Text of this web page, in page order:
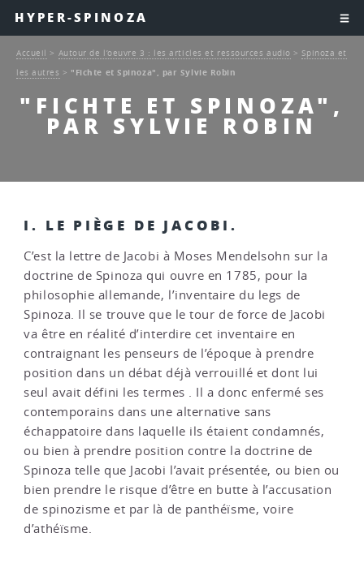
HYPER-SPINOZA
"FICHTE ET SPINOZA",
PAR SYLVIE ROBIN
Accueil > Autour de l’oeuvre 3 : les articles et ressources audio > Spinoza et
les autres > "Fichte et Spinoza", par Sylvie Robin
I. LE PIÈGE DE JACOBI.
C’est la lettre de Jacobi à Moses Mendelsohn sur la
doctrine de Spinoza qui ouvre en 1785, pour la
philosophie allemande, l’inventaire du legs de
Spinoza. Il se trouve que le tour de force de Jacobi
va être en réalité d’interdire cet inventaire en
contraignant les penseurs de l’époque à prendre
position dans un débat déjà verrouillé et dont lui
seul avait défini les termes . Il a donc enfermé ses
contemporains dans une alternative sans
échappatoire dans laquelle ils étaient condamnés,
ou bien à prendre position contre la doctrine de
Spinoza telle que Jacobi l’avait présentée, ou bien ou
bien prendre le risque d’être en butte à l’accusation
de spinozisme et par là de panthéïsme, voire
d’athéïsme.